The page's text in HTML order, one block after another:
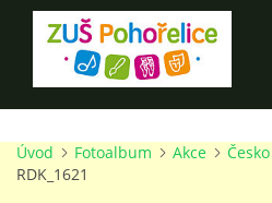
ÚVOD
Úvod Fotoalbum Akce
RDK_1621